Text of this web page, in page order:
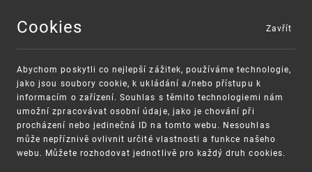
MENU
Cookies
Abychom poskytli co nejlepší zážitek, používáme technologie,
jako jsou soubory cookie, k ukládání a/nebo přístupu k
informacím o zařízení. Souhlas s těmito technologiemi nám
umožní zpracovávat osobní údaje, jako je chování při
procházení nebo jedinečná ID na tomto webu. Nesouhlas
může nepříznivě ovlivnit určité vlastnosti a funkce našeho
webu. Můžete rozhodovat jednotlivě pro každý druh cookies.
Zavřít